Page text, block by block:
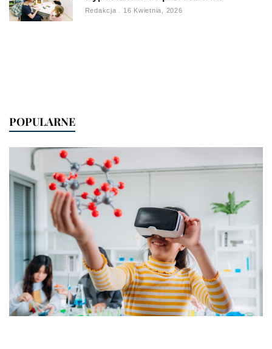
Redakcja 16 Kwietnia, 2026
POPULARNE